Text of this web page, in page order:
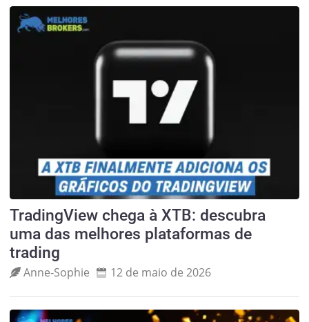
TradingView chega à XTB: descubra
uma das melhores plataformas de
trading
Anne‑Sophie 12 de maio de 2026